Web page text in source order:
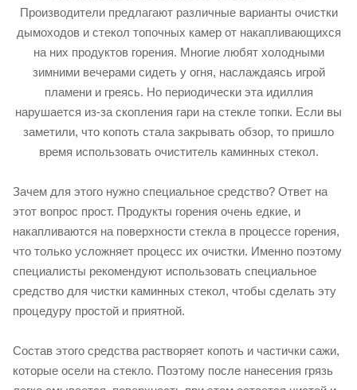
Производители предлагают различные варианты очистки
дымоходов и стекол топочных камер от накапливающихся
на них продуктов горения. Многие любят холодными
зимними вечерами сидеть у огня, наслаждаясь игрой
пламени и греясь. Но периодически эта идиллия
нарушается из-за скопления гари на стекле топки. Если вы
заметили, что копоть стала закрывать обзор, то пришло
время использовать очиститель каминных стекол.
Зачем для этого нужно специальное средство? Ответ на
этот вопрос прост. Продукты горения очень едкие, и
накапливаются на поверхности стекла в процессе горения,
что только усложняет процесс их очистки. Именно поэтому
специалисты рекомендуют использовать специальное
средство для чистки каминных стекол, чтобы сделать эту
процедуру простой и приятной.
Состав этого средства растворяет копоть и частички сажи,
которые осели на стекло. Поэтому после нанесения грязь